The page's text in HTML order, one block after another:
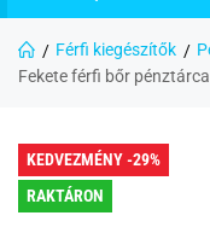
Férfi kiegészítők
Fekete férfi bőr
KEDVEZMÉNY -29%
RAKTÁRON